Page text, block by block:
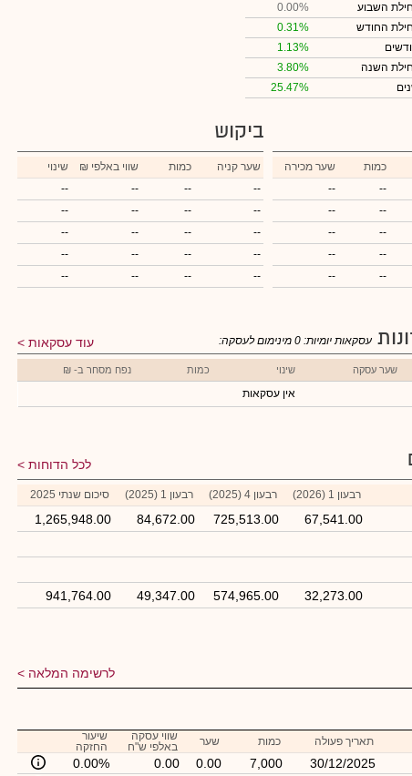
השבוע
0.00%
החודש
0.31%
1.13%
השנה
3.80%
25.47%
כמות
שער מכירה
--
--
--
--
--
--
--
--
--
--
ביקוש
שער קניה כמות ₪ שווי באלפי
שינוי
--
--
--
--
--
--
--
--
--
--
--
--
--
--
--
--
--
--
--
--
עוד עסקאות עסקאות יומיות: 0 מינימום לעסקה:
שער עסקה שינוי כמות נפח מסחר ב- ₪
אין עסקאות
לכל הדוחות
רבעון 1 (2026) רבעון 4 (2025) רבעון 1 (2025) סיכום שנתי 2025
67,541.00
725,513.00
84,672.00
1,265,948.00
32,273.00
574,965.00
49,347.00
941,764.00
לרשימה המלאה
תאריך פעולה כמות שער
שווי עסקה
באלפי ש"ח
שיעור
החזקה
30/12/2025
7,000
0.00
0.00
0.00%